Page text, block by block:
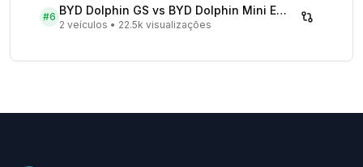
#6 BYD Dolphin GS vs BYD Dolphin Mini EV - Comparativo Completo
2 veículos • 22.5k visualizações